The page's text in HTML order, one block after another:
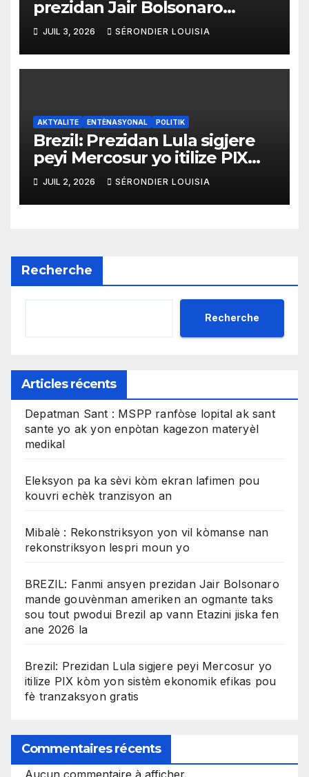
prezidan Jair Bolsonaro
mande gouvènman ameriken
an ogmante taks sou tout
pwodui Brezil ap vann Etazini
JUIL 3, 2026 SÉRONDIER LOUISIA
AKTYALITE ENTÈNASYONAL POLITIK
Brezil: Prezidan Lula sigjere
peyi Mercosur yo itilize PIX
kòm yon sistèm ekonomik
efikas pou fè tranzaksyon
gratis
JUIL 2, 2026 SÉRONDIER LOUISIA
Recherche
Recherche
Articles récents
Depatman Sant : MSPP ranfòse lopital ak sant
sante yo ak yon enpòtan kagezon materyèl
medikal
Eleksyon pa ka sèvi kòm ekran lafimen pou
kouvri echèk tranzisyon an
Mibalè : Rekonstriksyon yon vil kòmanse nan
rekonstriksyon lespri moun yo
BREZIL: Fanmi ansyen prezidan Jair Bolsonaro
mande gouvènman ameriken an ogmante taks
sou tout pwodui Brezil ap vann Etazini jiska fen
ane 2026 la
Brezil: Prezidan Lula sigjere peyi Mercosur yo
itilize PIX kòm yon sistèm ekonomik efikas pou
fè tranzaksyon gratis
Commentaires récents
Aucun commentaire à afficher.